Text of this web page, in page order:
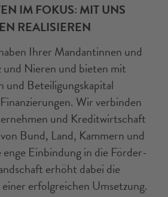
IM FOKUS: MIT UNS
REALISIEREN
Ihrer Mandantinnen und
Nieren und bieten mit
und Beteiligungskapital
Wir verbinden
und Kreditwirtschaft
Bund, Land, Kammern und
Einbindung in die Förder-
erhöht dabei die
erfolgreichen Umsetzung.